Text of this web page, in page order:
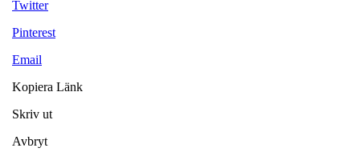
Twitter
Pinterest
Email
Kopiera Länk
Skriv ut
Avbryt